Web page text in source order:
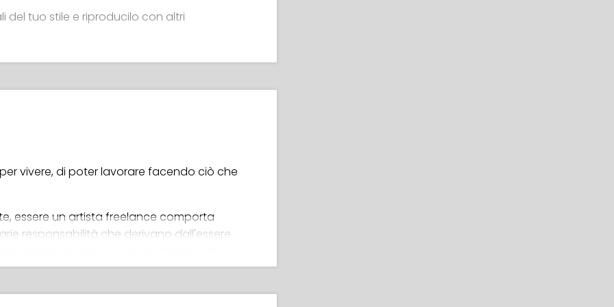
del tuo stile e riproducilo con altri
visiva e come essa si relaziona con lo
vivere, di poter lavorare facendo ciò che
essere un artista freelance comporta
responsabilità che derivano dall'essere
i prezzi, gestire la comunicazione con i
un grande impatto sull'opera d'arte finale,